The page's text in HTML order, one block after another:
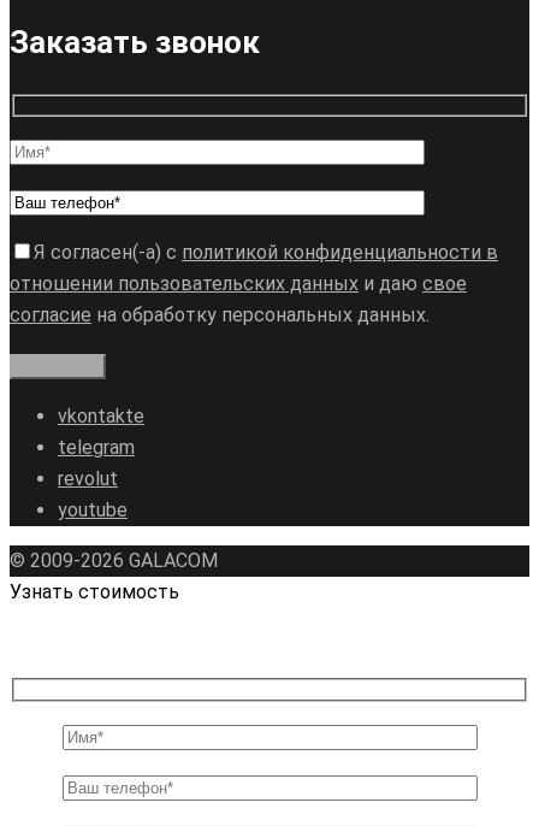
Заказать звонок
Я согласен(-а) с политикой конфиденциальности в
отношении пользовательских данных и даю свое
согласие на обработку персональных данных.
vkontakte
telegram
revolut
youtube
© 2009-2026 GALAСOM
Узнать стоимость